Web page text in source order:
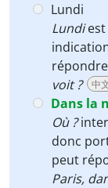
Lundi
Lundiest
voit ?
中
Dans la
Où ?
donc
peut
Paris,